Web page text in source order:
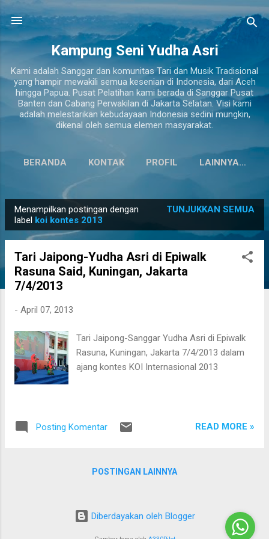
Langsung ke konten utama
Kampung Seni Yudha Asri
Kami adalah Sanggar dan komunitas Tari dan Musik Tradisional
yang hampir mewakili semua kesenian di Indonesia, dari Aceh
hingga Papua. Pusat Pelatihan kami berada di Sanggar Pusat
Banten dan Cabang Perwakilan di Jakarta Selatan. Visi kami
adalah melestarikan kebudayaan Indonesia sedini mungkin,
dikenal oleh semua elemen masyarakat.
BERANDA KONTAK PROFIL LAINNYA…
o
Menampilkan postingan dengan
label koi kontes 2013
TUNJUKKAN SEMUA
Tari Jaipong-Yudha Asri di Epiwalk
Rasuna Said, Kuningan, Jakarta
7/4/2013
- April 07, 2013
Tari Jaipong-Sanggar Yudha Asri di Epiwalk
Rasuna, Kuningan, Jakarta 7/4/2013 dalam
ajang kontes KOI Internasional 2013
Posting Komentar READ MORE »
POSTINGAN LAINNYA
Diberdayakan oleh Blogger